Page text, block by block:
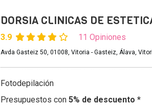
DORSIA CLINICAS DE
3.9 11 Opiniones
Avda Gasteiz 50, 01008, Vitoria - Gasteiz, Álava,
Fotodepilación
Presupuestos con 5% de descuento *